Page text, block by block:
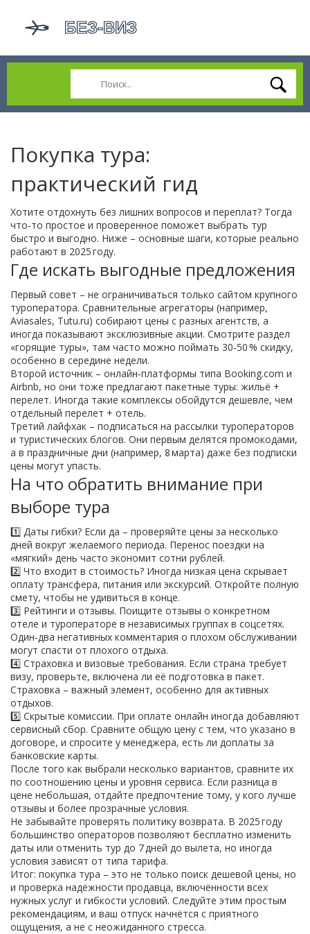
Покупка тура:
практический гид
Хотите отдохнуть без лишних вопросов и переплат? Тогда
чтo‑то простое и проверенное поможет выбрать тур
быстро и выгодно. Ниже – основные шаги, которые реально
работают в 2025 году.
Где искать выгодные предложения
Первый совет – не ограничиваться только сайтом крупного
туроператора. Сравнительные агрегаторы (например,
Aviasales, Tutu.ru) собирают цены с разных агентств, а
иногда показывают эксклюзивные акции. Смотрите раздел
«горящие туры», там часто можно поймать 30‑50 % скидку,
особенно в середине недели.
Второй источник – онлайн‑платформы типа Booking.com и
Airbnb, но они тоже предлагают пакетные туры: жильё +
перелет. Иногда такие комплексы обойдутся дешевле, чем
отдельный перелет + отель.
Третий лайфхак – подписаться на рассылки туроператоров
и туристических блогов. Они первым делятся промокодами,
а в праздничные дни (например, 8 марта) даже без подписки
цены могут упасть.
На что обратить внимание при
выборе тура
1️⃣ Даты гибки? Если да – проверяйте цены за несколько
дней вокруг желаемого периода. Перенос поездки на
«мягкий» день часто экономит сотни рублей.
2️⃣ Что входит в стоимость? Иногда низкая цена скрывает
оплату трансфера, питания или экскурсий. Откройте полную
смету, чтобы не удивиться в конце.
3️⃣ Рейтинги и отзывы. Поищите отзывы о конкретном
отеле и туроператоре в независимых группах в соцсетях.
Один‑два негативных комментария о плохом обслуживании
могут спасти от плохого отдыха.
4️⃣ Страховка и визовые требования. Если страна требует
визу, проверьте, включена ли её подготовка в пакет.
Страховка – важный элемент, особенно для активных
отдыхов.
5️⃣ Скрытые комиссии. При оплате онлайн иногда добавляют
сервисный сбор. Сравните общую цену с тем, что указано в
договоре, и спросите у менеджера, есть ли доплаты за
банковские карты.
После того как выбрали несколько вариантов, сравните их
по соотношению цены и уровня сервиса. Если разница в
цене небольшая, отдайте предпочтение тому, у кого лучше
отзывы и более прозрачные условия.
Не забывайте проверять политику возврата. В 2025 году
большинство операторов позволяют бесплатно изменить
даты или отменить тур до 7 дней до вылета, но иногда
условия зависят от типа тарифа.
Итог: покупка тура – это не только поиск дешевой цены, но
и проверка надёжности продавца, включённости всех
нужных услуг и гибкости условий. Следуйте этим простым
рекомендациям, и ваш отпуск начнётся с приятного
ощущения, а не с неожиданного стресса.